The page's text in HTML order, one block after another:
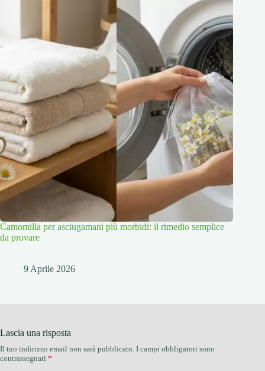
Camomilla per asciugamani più morbidi: il rimedio semplice
da provare
9 Aprile 2026
Lascia una risposta
Il tuo indirizzo email non sarà pubblicato. I campi obbligatori sono
contrassegnati *